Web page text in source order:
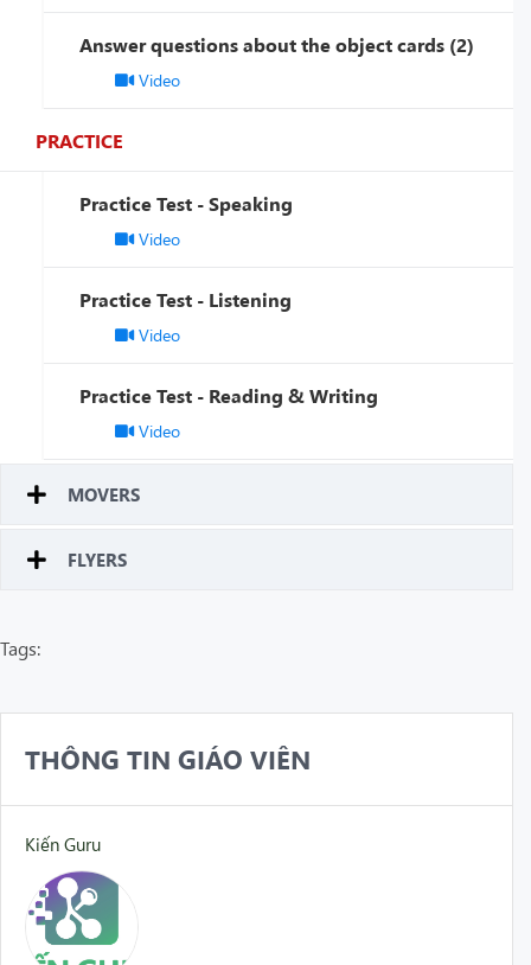
Answer questions about the object cards (2)
Video
PRACTICE
Practice Test - Speaking
Video
Practice Test - Listening
Video
Practice Test - Reading & Writing
Video
MOVERS
FLYERS
Tags:
THÔNG TIN GIÁO VIÊN
Kiến Guru